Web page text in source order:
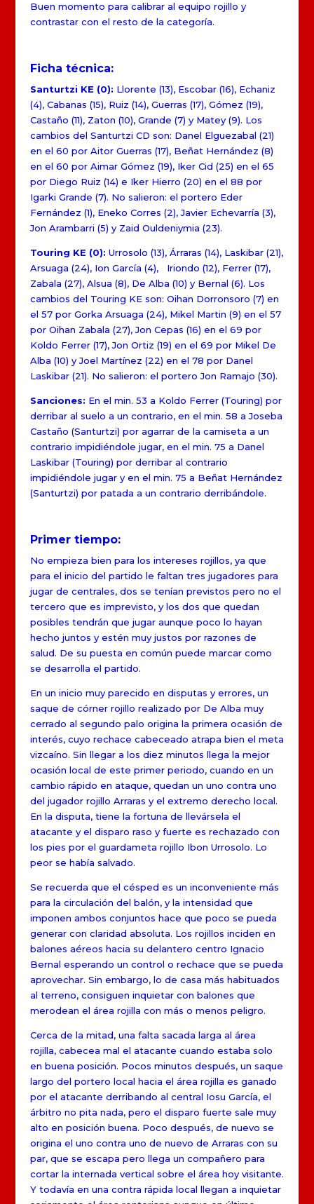
Buen momento para calibrar al equipo rojillo y
contrastar con el resto de la categoría.
Ficha técnica:
Santurtzi KE (0): Llorente (13), Escobar (16), Echaniz
(4), Cabanas (15), Ruiz (14), Guerras (17), Gómez (19),
Castaño (11), Zaton (10), Grande (7) y Matey (9). Los
cambios del Santurtzi CD son: Danel Elguezabal (21)
en el 60 por Aitor Guerras (17), Beñat Hernández (8)
en el 60 por Aimar Gómez (19), Iker Cid (25) en el 65
por Diego Ruiz (14) e Iker Hierro (20) en el 88 por
Igarki Grande (7). No salieron: el portero Eder
Fernández (1), Eneko Corres (2), Javier Echevarría (3),
Jon Arambarri (5) y Zaid Ouldeniymia (23).
Touring KE (0): Urrosolo (13), Árraras (14), Laskibar (21),
Arsuaga (24), Ion García (4), Iriondo (12), Ferrer (17),
Zabala (27), Alsua (8), De Alba (10) y Bernal (6). Los
cambios del Touring KE son: Oihan Dorronsoro (7) en
el 57 por Gorka Arsuaga (24), Mikel Martin (9) en el 57
por Oihan Zabala (27), Jon Cepas (16) en el 69 por
Koldo Ferrer (17), Jon Ortiz (19) en el 69 por Mikel De
Alba (10) y Joel Martínez (22) en el 78 por Danel
Laskibar (21). No salieron: el portero Jon Ramajo (30).
Sanciones: En el min. 53 a Koldo Ferrer (Touring) por
derribar al suelo a un contrario, en el min. 58 a Joseba
Castaño (Santurtzi) por agarrar de la camiseta a un
contrario impidiéndole jugar, en el min. 75 a Danel
Laskibar (Touring) por derribar al contrario
impidiéndole jugar y en el min. 75 a Beñat Hernández
(Santurtzi) por patada a un contrario derribándole.
Primer tiempo:
No empieza bien para los intereses rojillos, ya que
para el inicio del partido le faltan tres jugadores para
jugar de centrales, dos se tenían previstos pero no el
tercero que es imprevisto, y los dos que quedan
posibles tendrán que jugar aunque poco lo hayan
hecho juntos y estén muy justos por razones de
salud. De su puesta en común puede marcar como
se desarrolla el partido.
En un inicio muy parecido en disputas y errores, un
saque de córner rojillo realizado por De Alba muy
cerrado al segundo palo origina la primera ocasión de
interés, cuyo rechace cabeceado atrapa bien el meta
vizcaíno. Sin llegar a los diez minutos llega la mejor
ocasión local de este primer periodo, cuando en un
cambio rápido en ataque, quedan un uno contra uno
del jugador rojillo Arraras y el extremo derecho local.
En la disputa, tiene la fortuna de llevársela el
atacante y el disparo raso y fuerte es rechazado con
los pies por el guardameta rojillo Ibon Urrosolo. Lo
peor se había salvado.
Se recuerda que el césped es un inconveniente más
para la circulación del balón, y la intensidad que
imponen ambos conjuntos hace que poco se pueda
generar con claridad absoluta. Los rojillos inciden en
balones aéreos hacia su delantero centro Ignacio
Bernal esperando un control o rechace que se pueda
aprovechar. Sin embargo, lo de casa más habituados
al terreno, consiguen inquietar con balones que
merodean el área rojilla con más o menos peligro.
Cerca de la mitad, una falta sacada larga al área
rojilla, cabecea mal el atacante cuando estaba solo
en buena posición. Pocos minutos después, un saque
largo del portero local hacia el área rojilla es ganado
por el atacante derribando al central Iosu García, el
árbitro no pita nada, pero el disparo fuerte sale muy
alto en posición buena. Poco después, de nuevo se
origina el uno contra uno de nuevo de Arraras con su
par, que se escapa pero llega un compañero para
cortar la internada vertical sobre el área hoy visitante.
Y todavía en una contra rápida local llegan a inquietar